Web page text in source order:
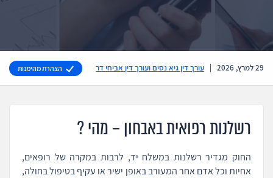
29 למרץ, 2026 עורך דין גיא נסים ועורך דין אביחי דר הצהרת מהימנות
רשלנות רפואית באבחון – מהי ?
החוק מגדיר רשלנות במשלח יד, לרבות במקרה של רופאים,
אחיות וכל אדם אחר המעורב באופן ישיר או עקיף בטיפול בחולה,